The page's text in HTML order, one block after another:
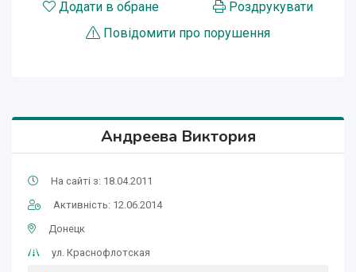
Додати в обране
Роздрукувати
Повідомити про порушення
Андреева Виктория
На сайті з: 18.04.2011
Активність: 12.06.2014
Донецк
ул. Краснофлотская